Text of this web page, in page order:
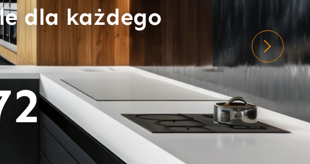
dla każdego